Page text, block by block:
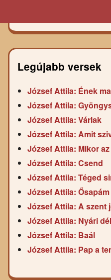
Legújabb versek
József Attila: Ének
József Attila:
József Attila: Várlak
József Attila: Amit
József Attila: Mikor
József Attila: Csend
József Attila: Téged
József Attila: Ősapám
József Attila: A szent
József Attila: Nyári
József Attila: Baál
József Attila: Pap a